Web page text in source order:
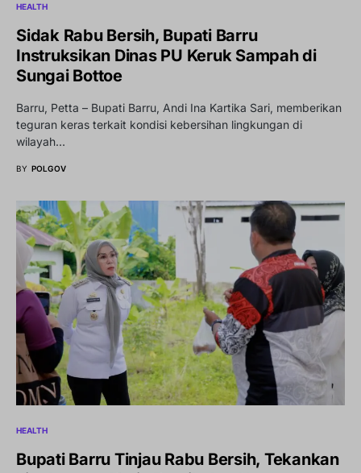
HEALTH
Sidak Rabu Bersih, Bupati Barru
Instruksikan Dinas PU Keruk Sampah di
Sungai Bottoe
Barru, Petta – Bupati Barru, Andi Ina Kartika Sari, memberikan
teguran keras terkait kondisi kebersihan lingkungan di
wilayah…
BY POLGOV
HEALTH
Bupati Barru Tinjau Rabu Bersih, Tekankan